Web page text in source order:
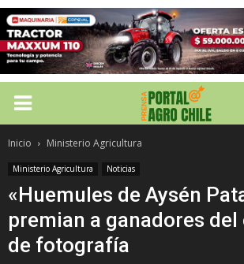
Inicio Ministerio Agricultura
Ministerio Agricultura Noticias
«Huemules de Aysén
premian a ganadores
de fotografía